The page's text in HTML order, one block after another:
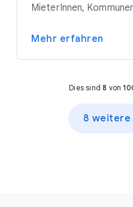
MieterInnen,
Mehr erfahren
Dies sind8 von
8 weitere